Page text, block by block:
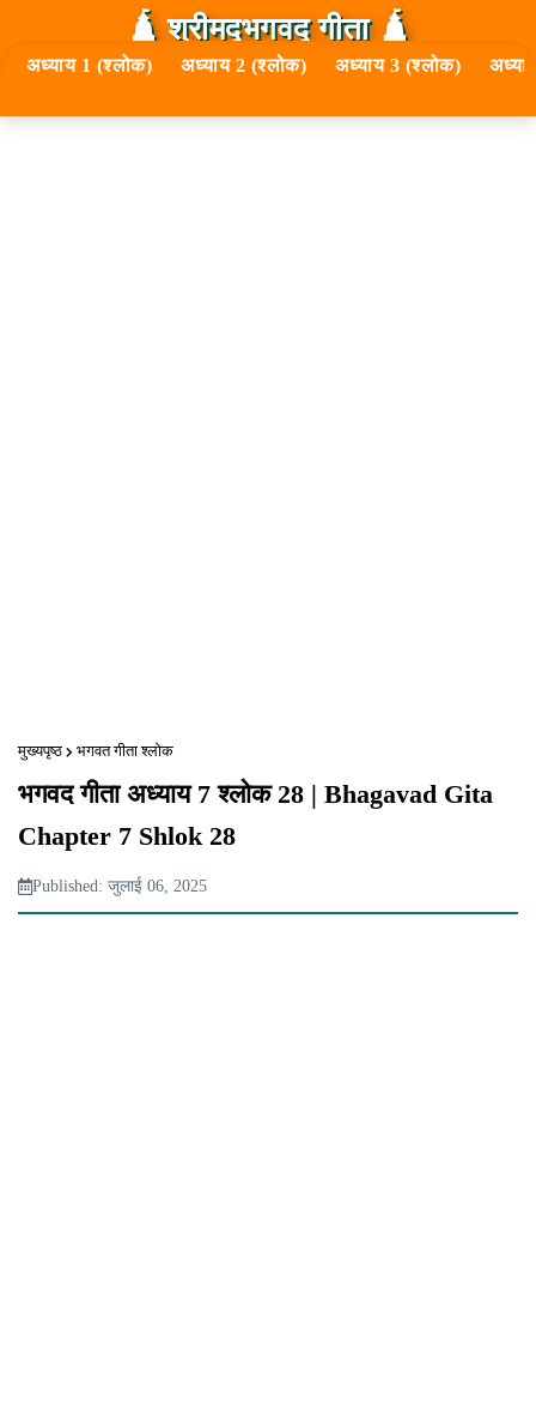
🛕 श्रीमद्‍भगवद्‍ गीता 🛕
अध्याय 1 (श्लोक) अध्याय 2 (श्लोक) अध्याय 3 (श्लोक)
मुख्यपृष्ठ भगवत गीता श्लोक
भगवद गीता अध्याय 7 श्लोक 28 | Bhagavad Gita
Chapter 7 Shlok 28
Published: जुलाई 06, 2025